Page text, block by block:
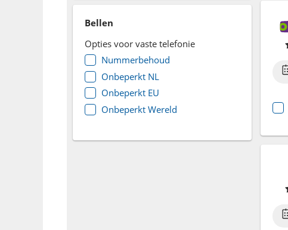
Bellen
Opties voor vaste telefonie
Nummerbehoud
Onbeperkt NL
Onbeperkt EU
Onbeperkt Wereld